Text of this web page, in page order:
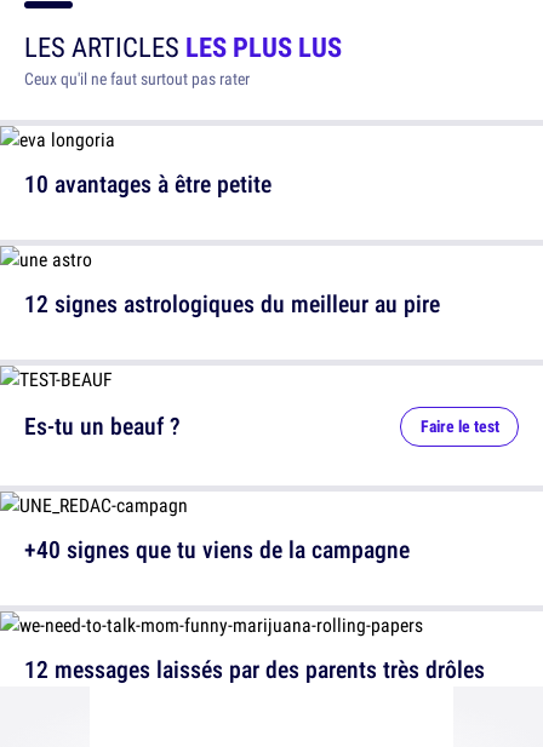
LES ARTICLES LES PLUS LUS
Ceux qu'il ne faut surtout pas rater
10 avantages à être petite
12 signes astrologiques du meilleur au pire
12 messages laissés par des parents très drôles
Es-tu un beauf ? Faire le test
+40 signes que tu viens de la campagne